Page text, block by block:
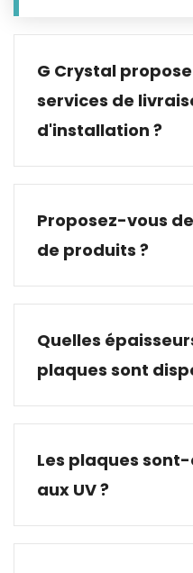
G Crystal
services de
d'installation ?
Proposez-vous
de produits ?
Quelles
plaques sont
Les plaques
aux UV ?